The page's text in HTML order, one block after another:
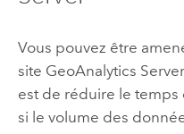
Vous pouvez être
site GeoAnalytics Server
est de réduire le
si le volume des